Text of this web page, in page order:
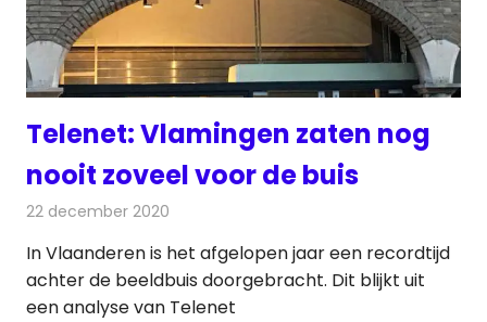
Telenet: Vlamingen zaten nog
nooit zoveel voor de buis
22 december 2020
In Vlaanderen is het afgelopen jaar een recordtijd
achter de beeldbuis doorgebracht. Dit blijkt uit
een analyse van Telenet